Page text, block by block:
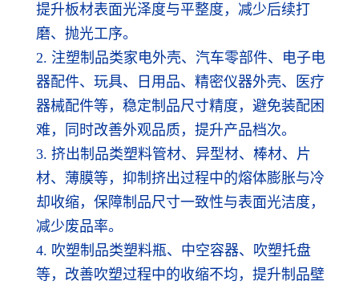
提升板材表面光泽度与平整度，减少后续打
磨、抛光工序。
2. 注塑制品类家电外壳、汽车零部件、电子电
器配件、玩具、日用品、精密仪器外壳、医疗
器械配件等，稳定制品尺寸精度，避免装配困
难，同时改善外观品质，提升产品档次。
3. 挤出制品类塑料管材、异型材、棒材、片
材、薄膜等，抑制挤出过程中的熔体膨胀与冷
却收缩，保障制品尺寸一致性与表面光洁度，
减少废品率。
4. 吹塑制品类塑料瓶、中空容器、吹塑托盘
等，改善吹塑过程中的收缩不均，提升制品壁